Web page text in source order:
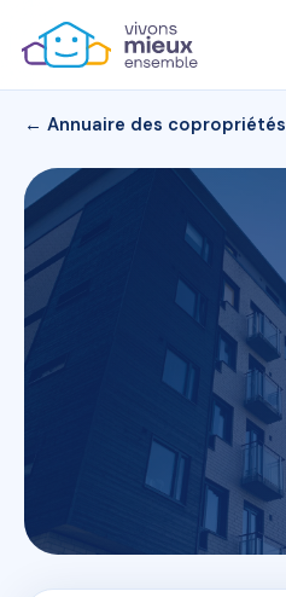
← Annuaire des copropriétés